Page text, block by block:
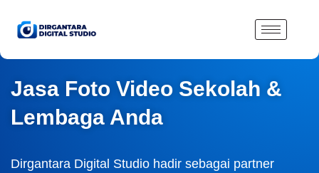
konten
Jasa Foto Video Sekolah &
Lembaga Anda
Dirgantara Digital Studio hadir sebagai partner